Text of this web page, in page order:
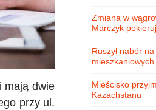
mają dwie
przy ul.
Zmiana w
Marczyk
Ruszył nabór
mieszkaniowych
Mieścisko
Kazachstanu